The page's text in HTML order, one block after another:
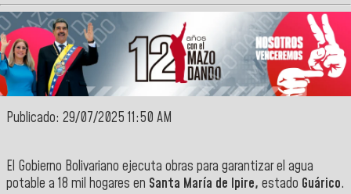
Publicado: 29/07/2025 11:50 AM
El Gobierno Bolivariano ejecuta obras para garantizar el agua
potable a 18 mil hogares en Santa María de Ipire, estado Guárico.